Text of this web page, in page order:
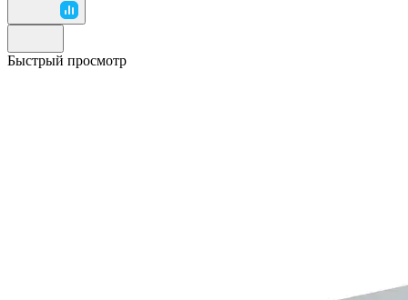
Быстрый просмотр